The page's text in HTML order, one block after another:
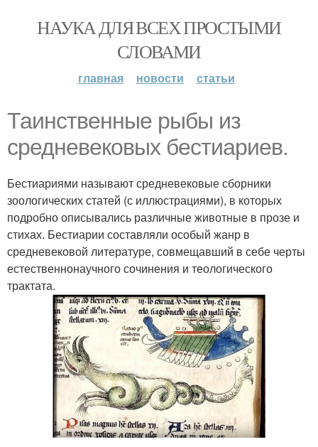
НАУКА ДЛЯ ВСЕХ ПРОСТЫМИ
СЛОВАМИ
главная новости статьи
Таинственные рыбы из
средневековых бестиариев.
Бестиариями называют средневековые сборники
зоологических статей (с иллюстрациями), в которых
подробно описывались различные животные в прозе и
стихах. Бестиарии составляли особый жанр в
средневековой литературе, совмещавший в себе черты
естественнонаучного сочинения и теологического
трактата.